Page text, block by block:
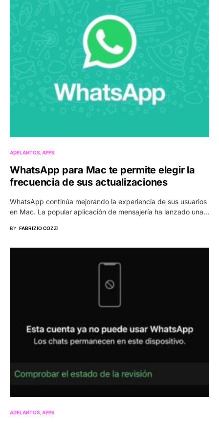
ADELANTOS APPS
WhatsApp para Mac te permite elegir la
frecuencia de sus actualizaciones
WhatsApp continúa mejorando la experiencia de sus usuarios
en Mac. La popular aplicación de mensajería ha lanzado una…
BY FABRIZIO COZZI
ADELANTOS APPS